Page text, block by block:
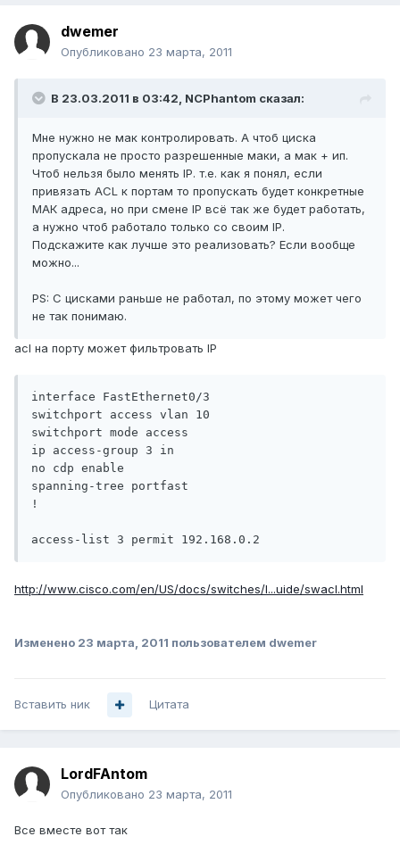
dwemer
Опубликовано 23 марта, 2011
В 23.03.2011 в 03:42, NCPhantom сказал:
Мне нужно не мак контролировать. А чтоб циска
пропускала не просто разрешенные маки, а мак + ип.
Чтоб нельзя было менять IP. т.е. как я понял, если
привязать ACL к портам то пропускать будет конкретные
МАК адреса, но при смене IP всё так же будет работать,
а нужно чтоб работало только со своим IP.
Подскажите как лучше это реализовать? Если вообще
можно...
PS: С цисками раньше не работал, по этому может чего
не так понимаю.
acl на порту может фильтровать IP
interface FastEthernet0/3
switchport access vlan 10
switchport mode access
ip access-group 3 in
no cdp enable
spanning-tree portfast
!
access-list 3 permit 192.168.0.2
http://www.cisco.com/en/US/docs/switches/l...uide/swacl.html
Изменено 23 марта, 2011 пользователем dwemer
Вставить ник Цитата
LordFAntom
Опубликовано 23 марта, 2011
Все вместе вот так